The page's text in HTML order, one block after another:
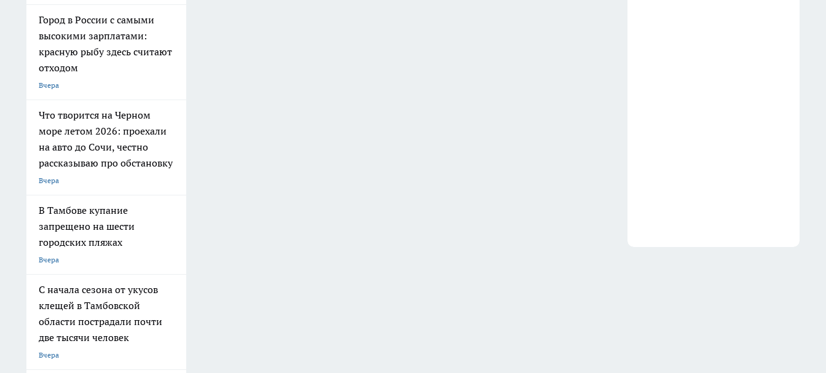
Город в России с самыми
высокими зарплатами:
красную рыбу здесь считают
отходом
Вчера
Что творится на Черном
море летом 2026: проехали
на авто до Сочи, честно
рассказываю про обстановку
Вчера
В Тамбове купание
запрещено на шести
городских пляжах
Вчера
С начала сезона от укусов
клещей в Тамбовской
области пострадали почти
две тысячи человек
Вчера